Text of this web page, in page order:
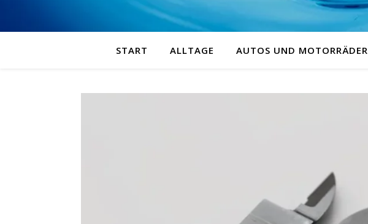
START ALLTAGE AUTOS UND MOTORRÄDER